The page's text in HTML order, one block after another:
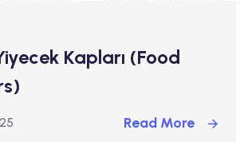
Kapları (Food
Read More